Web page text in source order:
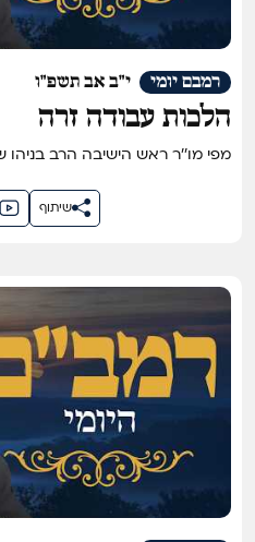
י"ב אב תשפ"ו רמבם יומי
הלכות עבודה זרה
מפי מו''ר ראש הישיבה הרב בניהו שמואלי שליט''א
שיתוף